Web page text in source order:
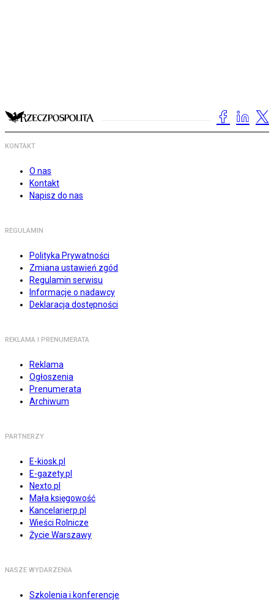
KONTAKT
O nas
Kontakt
Napisz do nas
REGULAMIN
Polityka Prywatności
Zmiana ustawień zgód
Regulamin serwisu
Informacje o nadawcy
Deklaracja dostępności
REKLAMA I PRENUMERATA
Reklama
Ogłoszenia
Prenumerata
Archiwum
PARTNERZY
E-kiosk.pl
E-gazety.pl
Nexto.pl
Mała księgowość
Kancelarierp.pl
Wieści Rolnicze
Życie Warszawy
NASZE WYDARZENIA
Szkolenia i konferencje